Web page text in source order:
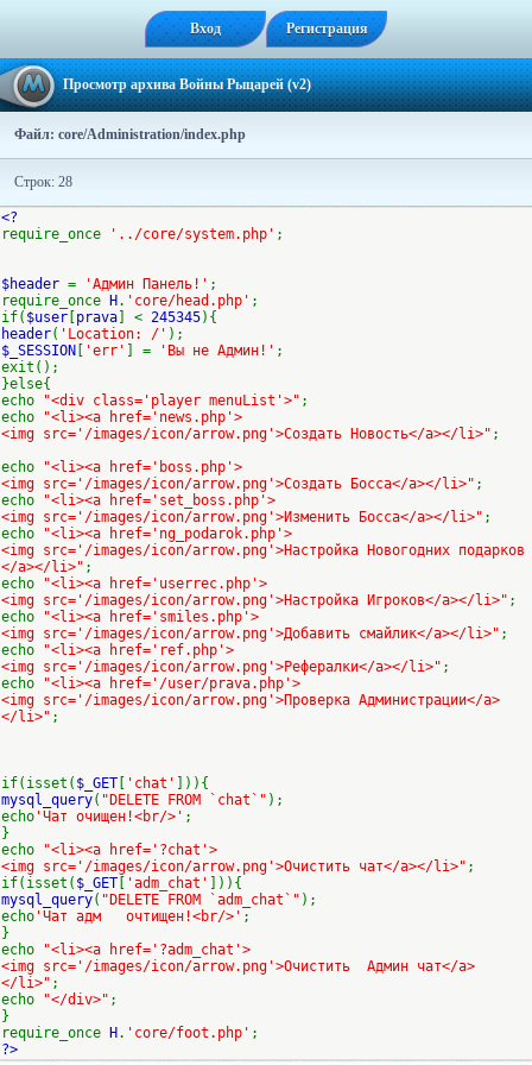
Вход Регистрация
Просмотр архива Войны Рыцарей (v2)
Файл: core/Administration/index.php
Строк: 28
<?
require_once
'../core/system.php' ;
$header = 'Админ Панель!' ;
require_once
H . 'core/head.php' ;
if( $user prava ] < 245345){
header( 'Location: /' );
$_SESSION
'err' ] = 'Вы не Админ!' ;
exit();
}else{
echo
"<div class='player menuList'>" ;
echo
"<li><a href='news.php'>
<img src='/images/icon/arrow.png'>Создать Новость</a></li>" ;
echo
"<li><a href='boss.php'>
<img src='/images/icon/arrow.png'>Создать Босса</a></li>" ;
echo
"<li><a href='set_boss.php'>
<img src='/images/icon/arrow.png'>Изменить Босса</a></li>" ;
echo
"<li><a href='ng_podarok.php'>
<img src='/images/icon/arrow.png'>Настройка Новогодних подарков
</a></li>" ;
echo
"<li><a href='userrec.php'>
<img src='/images/icon/arrow.png'>Настройка Игроков</a></li>" ;
echo
"<li><a href='smiles.php'>
<img src='/images/icon/arrow.png'>Добавить смайлик</a></li>" ;
echo
"<li><a href='ref.php'>
<img src='/images/icon/arrow.png'>Рефералки</a></li>" ;
echo
"<li><a href='/user/prava.php'>
<img src='/images/icon/arrow.png'>Проверка Администрации</a>
</li>" ;
if(isset( $_GET 'chat'
])){
mysql_query( "DELETE FROM `chat`" );
echo 'Чат очищен!<br/>' ;
}
echo
"<li><a href='?chat'>
<img src='/images/icon/arrow.png'>Очистить чат</a></li>" ;
if(isset( $_GET 'adm_chat'
])){
mysql_query( "DELETE FROM `adm_chat`" );
echo 'Чат адм очтищен!<br/>' ;
}
echo
"<li><a href='?adm_chat'>
<img src='/images/icon/arrow.png'>Очистить Админ чат</a>
</li>" ;
echo
"</div>" ;
}
require_once
H . 'core/foot.php' ;
?>